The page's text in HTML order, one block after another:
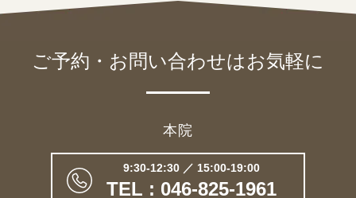
ご予約・お問い合わせはお気軽に
本院
9:30-12:30 ／ 15:00-19:00
TEL : 046-825-1961